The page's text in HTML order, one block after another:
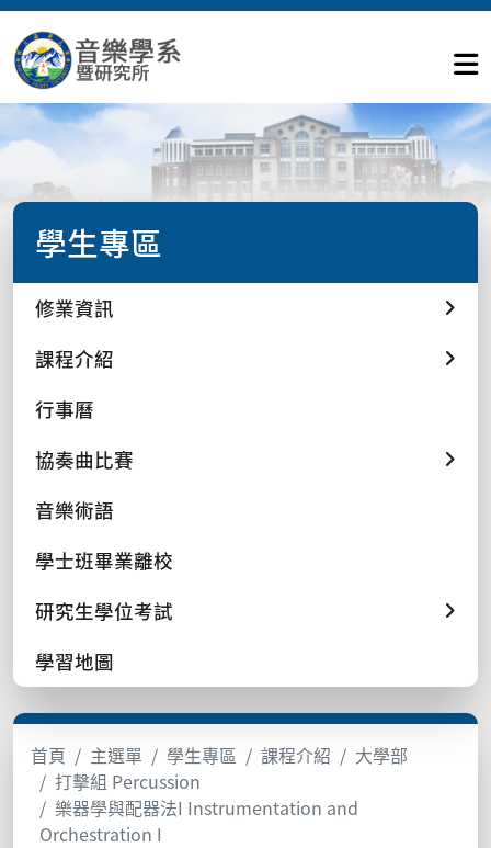
學生專區
修業資訊
課程介紹
行事曆
協奏曲比賽
音樂術語
學士班畢業離校
研究生學位考試
學習地圖
首頁 主選單 學生專區 課程介紹
大學部
打擊組 Percussion
樂器學與配器法I Instrumentation and
Orchestration I